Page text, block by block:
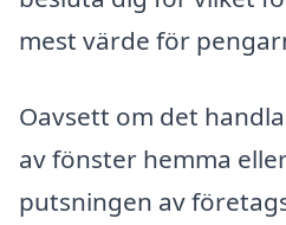
mest värde för
Oavsett om det
av fönster hemma
putsningen av